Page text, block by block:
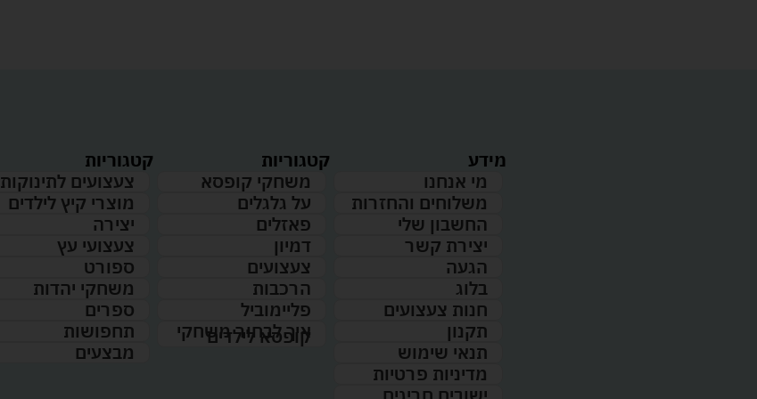
מידע
מי אנחנו
משלוחים והחזרות
החשבון שלי
יצירת קשר
הגעה
בלוג
חנות צעצועים
תקנון
תנאי שימוש
מדיניות פרטיות
קטגוריות
משחקי קופסא
על גלגלים
פאזלים
דמיון
צעצועים
הרכבות
פליימוביל
איך לבחור משחקי
קופסא לילדים
קטגוריות
צעצועים לתינוקות
מוצרי קיץ לילדים
יצירה
צעצועי עץ
ספורט
משחקי יהדות
ספרים
תחפושות
מבצעים